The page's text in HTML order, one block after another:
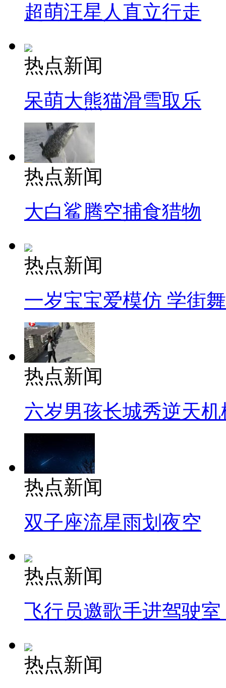
超萌汪星人直立行走
热点新闻
呆萌大熊猫滑雪取乐
热点新闻
大白鲨腾空捕食猎物
热点新闻
一岁宝宝爱模仿 学街
热点新闻
六岁男孩长城秀逆天机
热点新闻
双子座流星雨划夜空
热点新闻
飞行员邀歌手进驾驶
热点新闻